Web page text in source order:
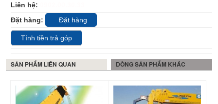
Liên hệ:
Đặt hàng:
Đặt hàng
Tính tiền trả góp
SẢN PHẨM LIÊN QUAN DÒNG SẢN PHẨM KHÁC